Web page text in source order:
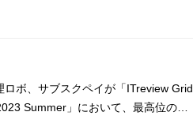
ロボ、サブスクペイが「ITreview Grid
Summer」において、最高位の